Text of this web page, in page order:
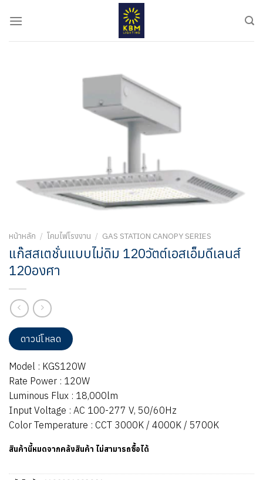
หน้าหลัก / โคมไฟโรงงาน / GAS STATION CANOPY SERIES
แก๊สสเตชั่นแบบไม่ดิม 120วัตต์เอสเอ็มดีเลนส์
120องศา
ดาวน์โหลด
Model : KGS120W
Rate Power : 120W
Luminous Flux : 18,000lm
Input Voltage : AC 100-277 V, 50/60Hz
Color Temperature : CCT 3000K / 4000K / 5700K
สินค้านี้หมดจากคลังสินค้า ไม่สามารถซื้อได้